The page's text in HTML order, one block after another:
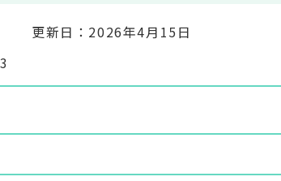
更新日：2026年4月15日